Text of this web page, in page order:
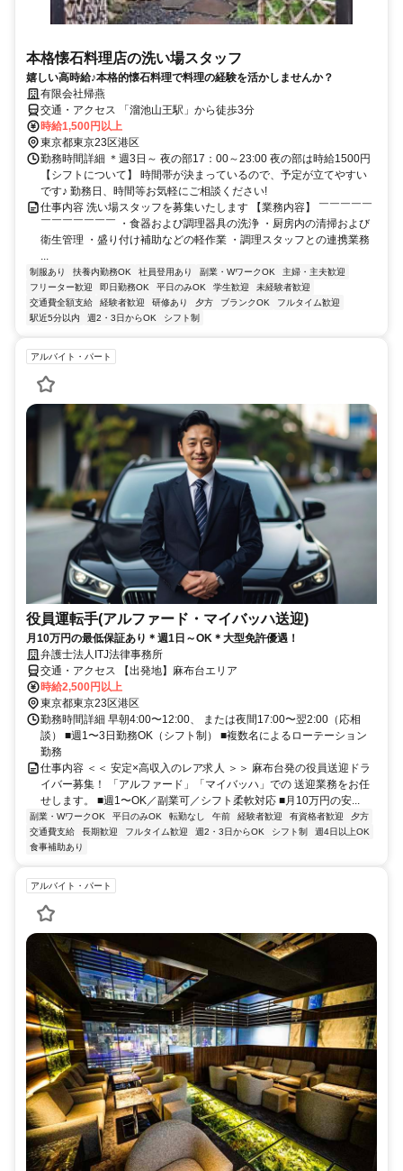
本格懐石料理店の洗い場スタッフ
嬉しい高時給♪本格的懐石料理で料理の経験を活かしませんか？
有限会社帰燕
交通・アクセス 「溜池山王駅」から徒歩3分
時給1,500円以上
東京都東京23区港区
勤務時間詳細 ＊週3日～ 夜の部17：00～23:00 夜の部は時給1500円
【シフトについて】 時間帯が決まっているので、予定が立てやすい
です♪ 勤務日、時間等お気軽にご相談ください!
仕事内容 洗い場スタッフを募集いたします 【業務内容】 ￣￣￣￣￣
￣￣￣￣￣￣￣ ・食器および調理器具の洗浄 ・厨房内の清掃および
衛生管理 ・盛り付け補助などの軽作業 ・調理スタッフとの連携業務
制服あり 扶養内勤務OK 社員登用あり 副業・WワークOK
主婦・主夫歓迎
フリーター歓迎
即日勤務OK 平日のみOK 学生歓迎
未経験者歓迎
交通費全額支給
経験者歓迎 研修あり 夕方 ブランクOK
フルタイム歓迎
駅近5分以内
週2・3日からOK シフト制
アルバイト・パート
役員運転手(アルファード・マイバッハ送迎)
月10万円の最低保証あり＊週1日～OK＊大型免許優遇！
弁護士法人ITJ法律事務所
交通・アクセス 【出発地】麻布台エリア
時給2,500円以上
東京都東京23区港区
勤務時間詳細 早朝4:00〜12:00、 または夜間17:00〜翌2:00（応相
談） ■週1〜3日勤務OK（シフト制） ■複数名によるローテーション
勤務
仕事内容 ＜＜ 安定×高収入のレア求人 ＞＞ 麻布台発の役員送迎ドラ
イバー募集！ 「アルファード」「マイバッハ」での 送迎業務をお任
せします。 ■週1〜OK／副業可／シフト柔軟対応 ■月10万円の安...
副業・WワークOK 平日のみOK 転勤なし 午前 経験者歓迎 有資格者歓迎
夕方
交通費支給
長期歓迎 フルタイム歓迎 週2・3日からOK シフト制
週4日以上OK
食事補助あり
アルバイト・パート